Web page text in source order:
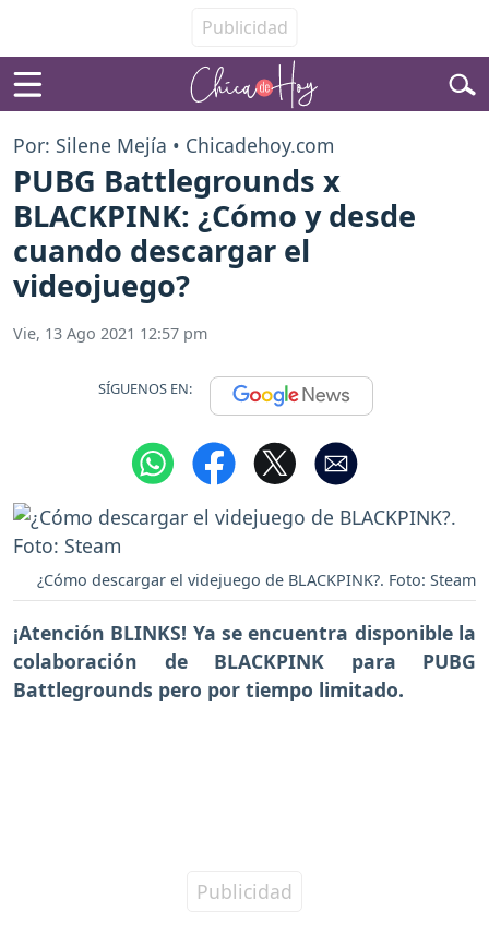
Por: Silene Mejía • Chicadehoy.com
PUBG Battlegrounds x
BLACKPINK: ¿Cómo y desde
cuando descargar el
videojuego?
Vie, 13 Ago 2021 12:57 pm
SÍGUENOS EN:
¿Cómo descargar el videjuego de BLACKPINK?. Foto: Steam
¡Atención BLINKS! Ya se encuentra disponible la
colaboración de BLACKPINK para PUBG
Battlegrounds pero por tiempo limitado.